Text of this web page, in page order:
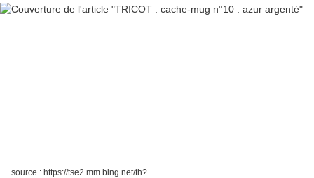
source : https://tse2.mm.bing.net/th?